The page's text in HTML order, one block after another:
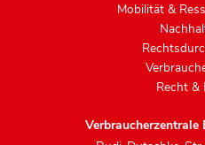
Mobilität &
Recht &
Verbraucherzentrale